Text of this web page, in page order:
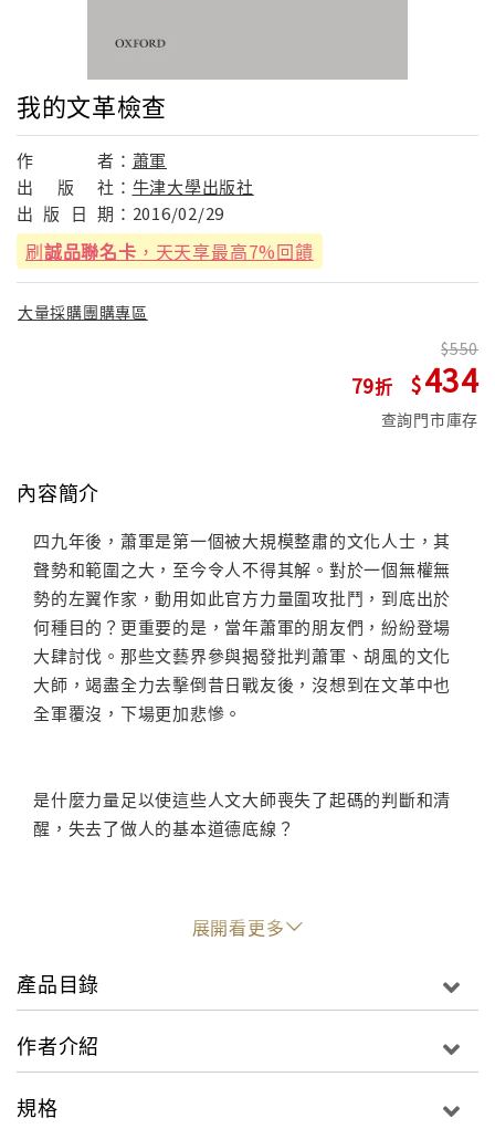
我的文革檢查
作 者： 蕭軍
出
版 社： 牛津大學出版社
出 版 日 期： 2016/02/29
刷誠品聯名卡 ，天天享最高7%回饋
大量採購團購專區
79
550
434
查詢門市庫存
內容簡介
四九年後，蕭軍是第一個被大規模整肅的文化人士，其
聲勢和範圍之大，至今令人不得其解。對於一個無權無
勢的左翼作家，動用如此官方力量圍攻批鬥，到底出於
何種目的？更重要的是，當年蕭軍的朋友們，紛紛登場
大肆討伐。那些文藝界參與揭發批判蕭軍、胡風的文化
大師，竭盡全力去擊倒昔日戰友後，沒想到在文革中也
全軍覆沒，下場更加悲慘。
是什麼力量足以使這些人文大師喪失了起碼的判斷和清
醒，失去了做人的基本道德底線？
文革開始後，蕭軍被毒打關押，持續寫了幾十年的日記
也被迫終止。取而代之的是一篇又一篇的「檢查」、
「交待」，再就是偷偷寫下的這些詩詞，記錄下自己這
期間「血」與「火」噩夢般的經歷與感悟。這本書是蕭
後中國幾代人來講一點都不陌生，儘管絕大部分的「檢
查」，我們還是充滿了悲傷和憤懣。自從一九四八一直
展開看更多
產品目錄
作者介紹
規格